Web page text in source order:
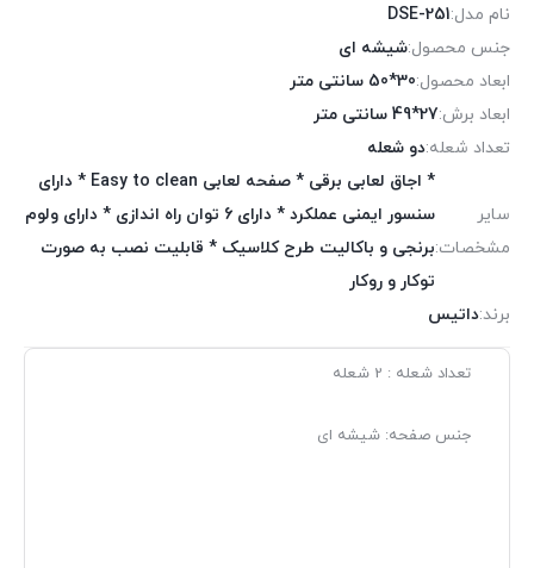
نام مدل:DSE-251
جنس محصول:شیشه ای
ابعاد محصول:30*50 سانتی متر
ابعاد برش:27*49 سانتی متر
تعداد شعله:دو شعله
سایر
مشخصات:
* اجاق لعابی برقی * صفحه لعابی Easy to clean * دارای
سنسور ایمنی عملکرد * دارای 6 توان راه اندازی * دارای ولوم
برنجی و باکالیت طرح کلاسیک * قابلیت نصب به صورت
توکار و روکار
برند:داتیس
تعداد شعله : 2 شعله
جنس صفحه: شیشه ای